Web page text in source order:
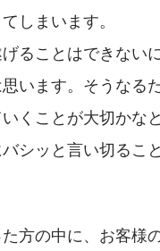
しまいます。
ることはできない
います。そうなる
くことが大切かな
シッと言い切るこ
方の中に、お客様